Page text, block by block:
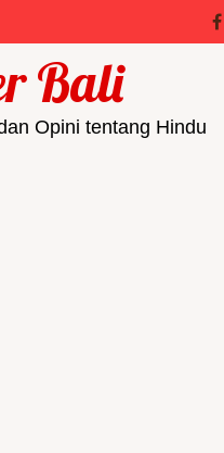
Bali
Opini tentang Hindu